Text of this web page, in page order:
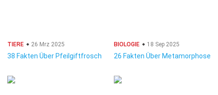
TIERE 26 Mrz 2025
38 Fakten Über Pfeilgiftfrosch
BIOLOGIE 18 Sep 2025
26 Fakten Über Metamorphose